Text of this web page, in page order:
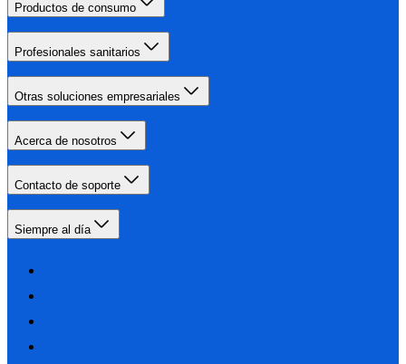
Productos de consumo
Profesionales sanitarios
Otras soluciones empresariales
Acerca de nosotros
Contacto de soporte
Siempre al día